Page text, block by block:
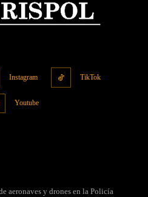
Instagram TikTok
Youtube
aeronaves y drones en la Policía